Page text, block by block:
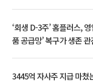
‘회생 D-3주’ 홈플러스,
품 공급망’ 복구가 생존 관
3445억 자사주 지급 마쳤